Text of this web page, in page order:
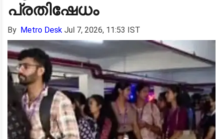
പ്രതിഷേധം
By Metro Desk Jul 7, 2026, 11:53 IST